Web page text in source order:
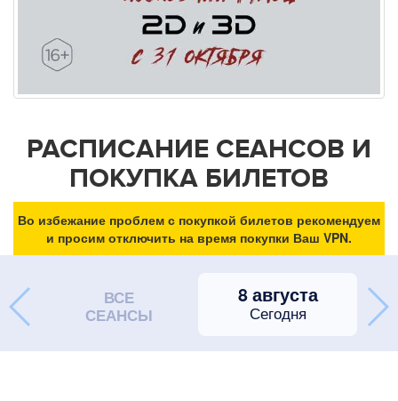
РАСПИСАНИЕ СЕАНСОВ И
ПОКУПКА БИЛЕТОВ
Во избежание проблем с покупкой билетов рекомендуем
и просим отключить на время покупки Ваш VPN.
ВСЕ
СЕАНСЫ
8 августа
Сегодня